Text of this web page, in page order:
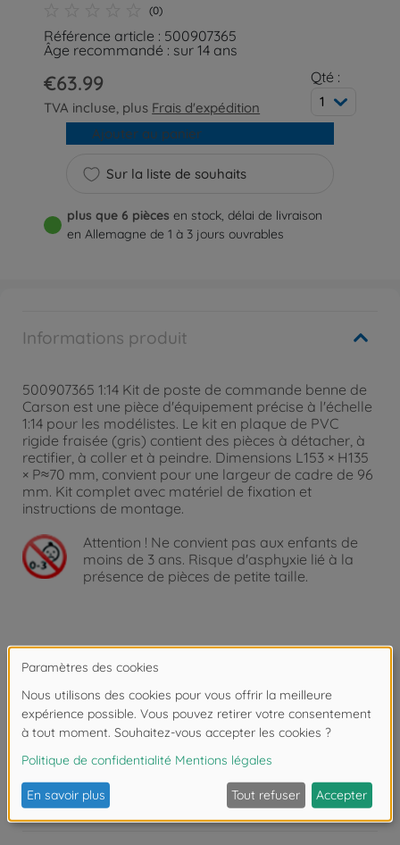
(0)
Référence article : 500907365
Âge recommandé : sur 14 ans
€63.99
TVA incluse, plus Frais d'expédition
Qté :
1
Sur la liste de souhaits
Ajouter au panier
plus que 6 pièces en stock, délai de livraison
en Allemagne de 1 à 3 jours ouvrables
Informations produit
500907365 1:14 Kit de poste de commande benne de
Carson est une pièce d'équipement précise à l'échelle
1:14 pour les modélistes. Le kit en plaque de PVC
rigide fraisée (gris) contient des pièces à détacher, à
rectifier, à coller et à peindre. Dimensions L153 × H135
× P≈70 mm, convient pour une largeur de cadre de 96
mm. Kit complet avec matériel de fixation et
instructions de montage.
Attention ! Ne convient pas aux enfants de
moins de 3 ans. Risque d'asphyxie lié à la
présence de pièces de petite taille.
Détails
1:14 Passerelle remorque
Téléchargements